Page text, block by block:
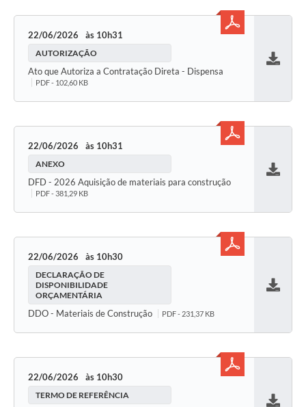
22/06/2026 10h31
AUTORIZAÇÃO
Ato que Autoriza a Contratação Direta - Dispensa
PDF - 102,60 KB
22/06/2026 10h31
ANEXO
DFD - 2026 Aquisição de materiais para construção
PDF - 381,29 KB
22/06/2026 10h30
DECLARAÇÃO DE
DISPONIBILIDADE
ORÇAMENTÁRIA
DDO - Materiais de Construção PDF - 231,37 KB
22/06/2026 10h30
TERMO DE REFERÊNCIA